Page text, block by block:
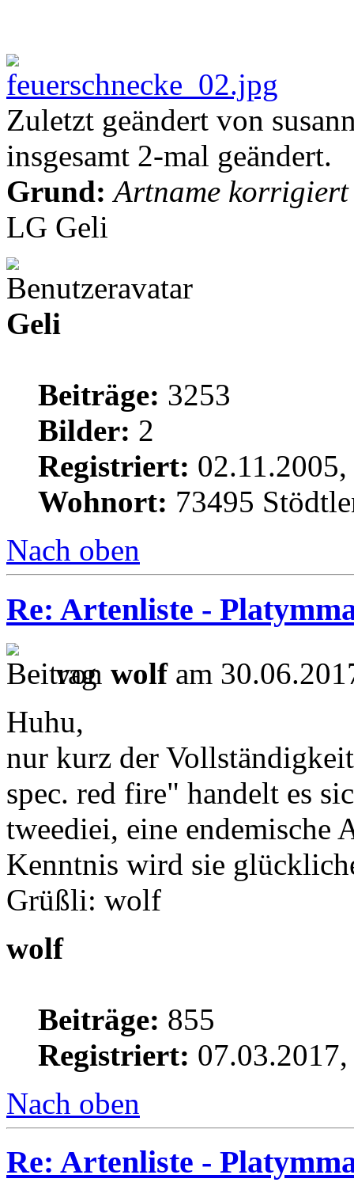
Zuletzt geändert von
insgesamt 2-mal geändert.
Grund: Artname korrigiert
LG Geli
Geli
Beiträge: 3253
Bilder: 2
Registriert:
Wohnort: 73495
Nach oben
Re: Artenliste -
von wolfam
Huhu,
nur kurz der
spec. red fire" handelt es
tweediei, eine endemische
Kenntnis wird sie
Grüßli: wolf
wolf
Beiträge: 855
Registriert:
Nach oben
Re: Artenliste -